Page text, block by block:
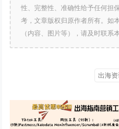
性、完整性、准确性给予任何担
考，文章版权归原作者所有。如
（内容、图片等），请及时联系
出海